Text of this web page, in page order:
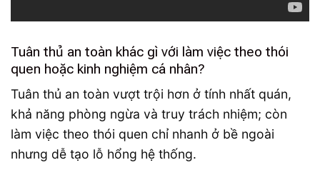
Tuân thủ an toàn khác gì với làm việc theo thói
quen hoặc kinh nghiệm cá nhân?
Tuân thủ an toàn vượt trội hơn ở tính nhất quán,
khả năng phòng ngừa và truy trách nhiệm; còn
làm việc theo thói quen chỉ nhanh ở bề ngoài
nhưng dễ tạo lỗ hổng hệ thống.